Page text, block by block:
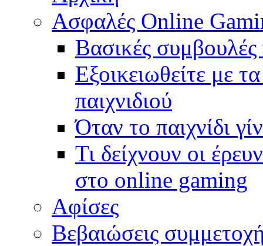
Ασφαλές Online
Βασικές συμβουλές
Εξοικειωθείτε με
παιχνιδιού
Όταν το παιχνίδι
Τι δείχνουν οι
στο online gaming
Αφίσες
Βεβαιώσεις